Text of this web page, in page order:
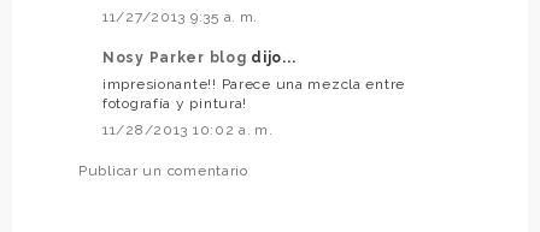
11/27/2013 9:35 a. m.
Nosy Parker blog dijo...
impresionante!! Parece una mezcla entre
fotografía y pintura!
11/28/2013 10:02 a. m.
Publicar un comentario